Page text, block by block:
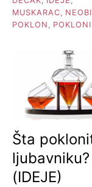
MUSKARAC,
POKLON , POKLONI
Šta
ljubavniku?
(IDEJE)